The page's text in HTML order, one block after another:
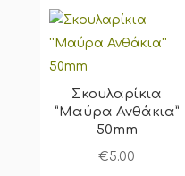
Σκουλαρίκια
”Μαύρα Ανθάκια”
50mm
€5.00